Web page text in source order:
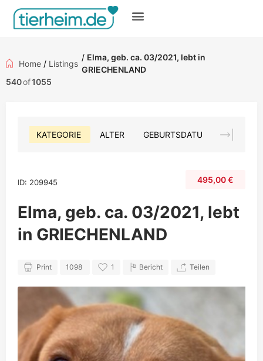
Home / Listings
/ Elma, geb. ca. 03/2021, lebt in
GRIECHENLAND
540of1055
KATEGORIE ALTER GEBURTSDATUM FARBE
ID: 209945 495,00€
Elma, geb. ca. 03/2021, lebt
in GRIECHENLAND
Print 1098 1 Bericht Teilen